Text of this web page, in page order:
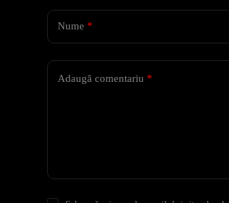
Nume *
Adaugă comentariu *